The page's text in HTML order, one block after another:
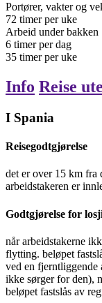
Portører, vakter og
72 timerper uke
Arbeid under bakken
6 timerper dag
35 timerper uke
Info Reise
I Spania
Reisegodtgjørelse
det er over 15 km fra
arbeidstakeren er
Godtgjørelse for
når arbeidstakerne
flytting. beløpet
ved en fjerntliggende
ikke sørger for den),
beløpet fastslås av